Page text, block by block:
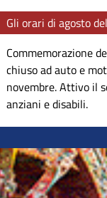
Gli orari di agosto
Commemorazione
chiuso ad auto e
novembre. Attivo il
anziani e disabili.